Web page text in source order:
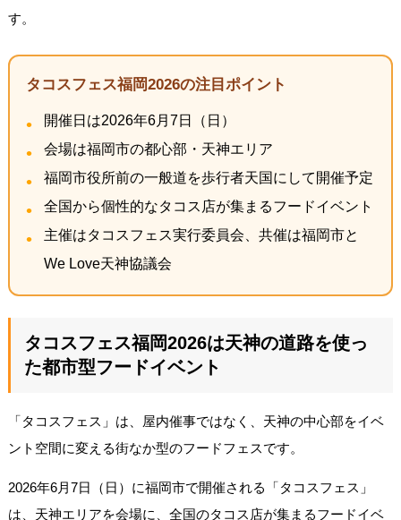
す。
タコスフェス福岡2026の注目ポイント
開催日は2026年6月7日（日）
会場は福岡市の都心部・天神エリア
福岡市役所前の一般道を歩行者天国にして開催予定
全国から個性的なタコス店が集まるフードイベント
主催はタコスフェス実行委員会、共催は福岡市と
We Love天神協議会
タコスフェス福岡2026は天神の道路を使っ
た都市型フードイベント
「タコスフェス」は、屋内催事ではなく、天神の中心部をイベ
ント空間に変える街なか型のフードフェスです。
2026年6月7日（日）に福岡市で開催される「タコスフェス」
は、天神エリアを会場に、全国のタコス店が集まるフードイベ